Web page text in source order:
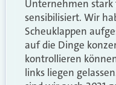
Unternehmen stark
sensibilisiert. Wir
Scheuklappen
auf die Dinge
kontrollieren
links liegen